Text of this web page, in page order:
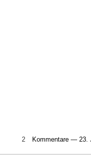
2 Kommentare — 23.